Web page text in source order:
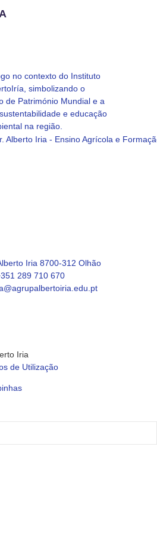
Iria 8700-312 Olhão
289 710 670
Iria
de Utilização